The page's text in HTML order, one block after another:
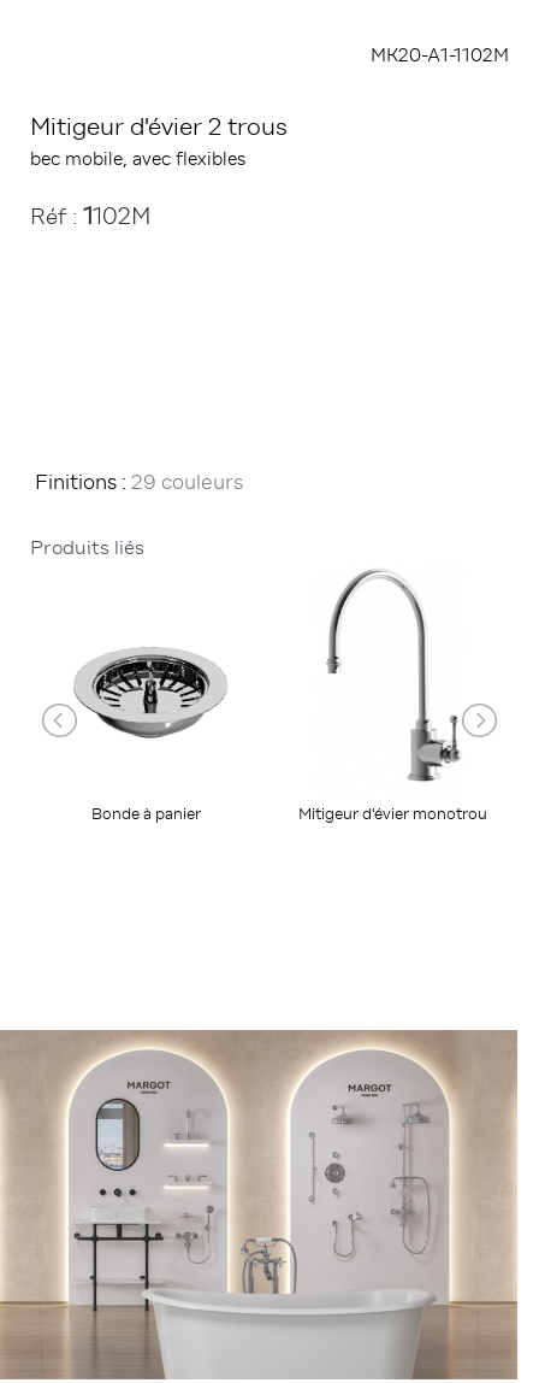
MK20-A1-1102M
Mitigeur d'évier 2 trous
bec mobile, avec flexibles
Réf : 1102M
Finitions : 29 couleurs
Produits liés
Bonde à panier Mitigeur d'évier monotrou